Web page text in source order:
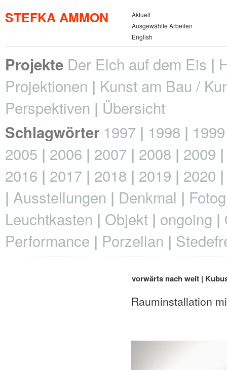
STEFKA AMMON
Aktuell
Ausgewählte Arbeiten
English
Projekte Der Elch auf dem Eis
Projektionen
Kunst am Bau /
Perspektiven
Übersicht
Schlagwörter 1997 1998
1999
2005
2006 2007 2008
2009
2016
2017 2018 2019
2020
Ausstellungen
Denkmal
Leuchtkasten
Objekt ongoing
Performance
Porzellan
vorwärts nach weit |
Rauminstallation